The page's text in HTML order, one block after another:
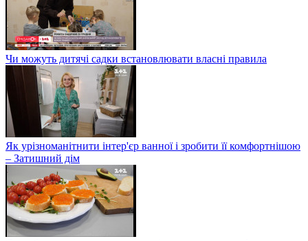
Чи можуть дитячі садки встановлювати власні правила
Як урізноманітнити інтер'єр ванної і зробити її комфортнішою
– Затишний дім